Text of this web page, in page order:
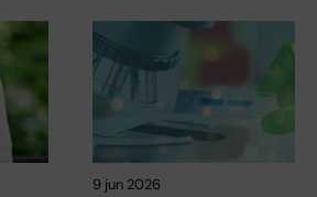
9 jun 2026